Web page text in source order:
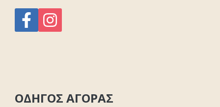
ΟΔΗΓΟΣ ΑΓΟΡΑΣ